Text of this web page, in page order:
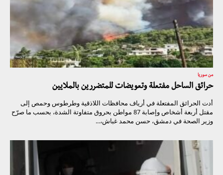
من سوريا
حرائق الساحل مفتعلة وتعويضات للمتضررين بالملايين
أدت الحرائق المفتعلة في أرياف محافظات اللاذقية وطرطوس وحمص إلى
مقتل أربعة أشخاص وإصابة 87 مواطن بحروق متفاوتة الشدة، بحسب ما صرّح
وزير الصحة في دمشق، حسن محمد غباش،...